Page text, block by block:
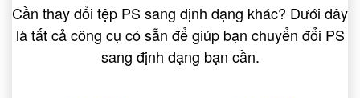
Cần thay đổi tệp PS sang định dạng khác? Dưới đây
là tất cả công cụ có sẵn để giúp bạn chuyển đổi PS
sang định dạng bạn cần.